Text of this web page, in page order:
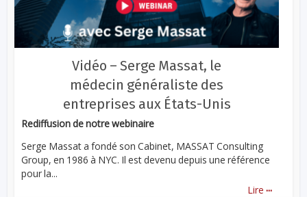
Vidéo – Serge Massat, le
médecin généraliste des
entreprises aux États-Unis
Rediffusion de notre webinaire
Serge Massat a fondé son Cabinet, MASSAT Consulting
Group, en 1986 à NYC. Il est devenu depuis une référence
pour la...
Lire ...